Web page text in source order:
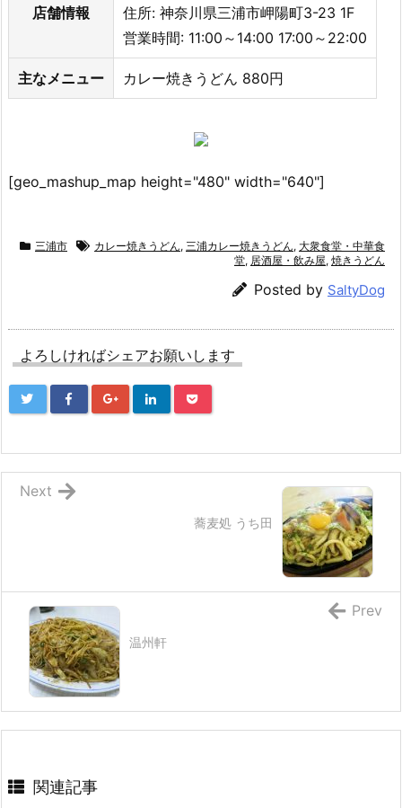
店舗情報
住所: 神奈川県三浦市岬陽町3-23 1F
営業時間: 11:00～14:00 17:00～22:00
主なメニュー カレー焼きうどん 880円
[geo_mashup_map height="480" width="640"]
三浦市 カレー焼きうどん, 三浦カレー焼きうどん, 大衆食堂・中華食
堂, 居酒屋・飲み屋, 焼きうどん
Posted by SaltyDog
よろしければシェアお願いします
蕎麦処 うち田
Next
温州軒
Prev
関連記事